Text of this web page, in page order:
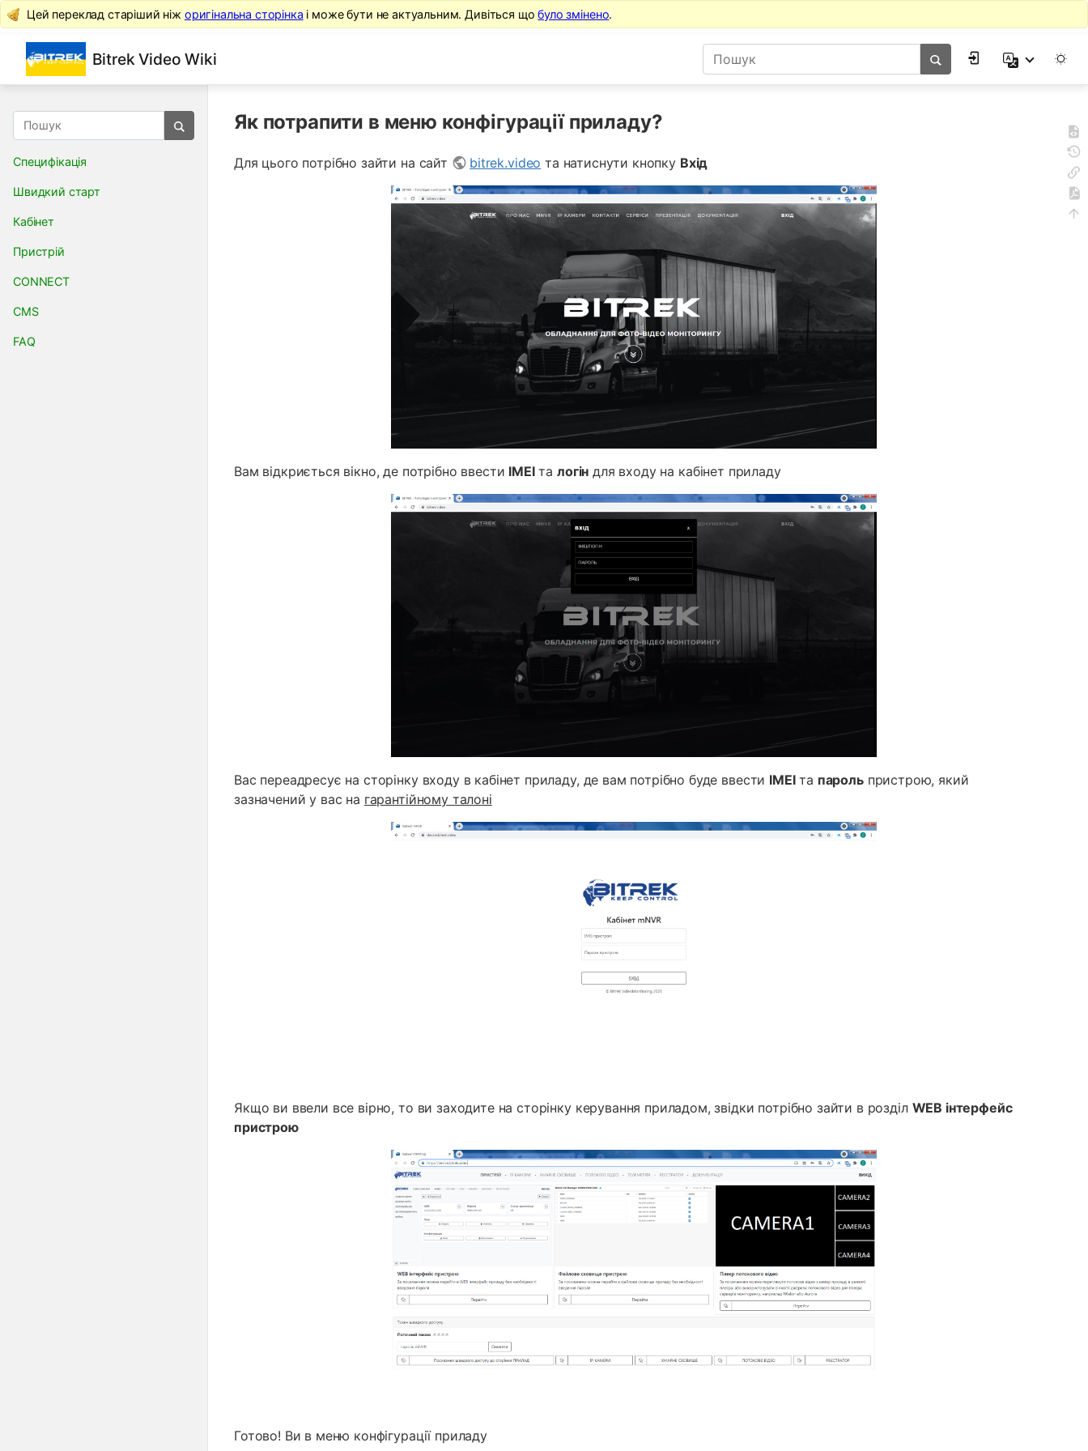
Цей переклад старіший ніж оригінальна сторінка і може бути не актуальним. Дивіться щобуло змінено.
Bitrek Video Wiki
Специфікація
Швидкий старт
Кабінет
Пристрій
CONNECT
CMS
FAQ
Як потрапити в меню конфігурації приладу?
Для цього потрібно зайти на сайт bitrek.video та натиснути кнопку Вхід
Вам відкриється вікно, де потрібно ввести IMEIталогін для входу на кабінет приладу
Вас переадресує на сторінку входу в кабінет приладу, де вам потрібно буде ввести IMEIта парольпристрою, який
зазначений у вас на гарантійному талоні
Якщо ви ввели все вірно, то ви заходите на сторінку керування приладом, звідки потрібно зайти в розділ WEB інтерфейс
пристрою
Готово! Ви в меню конфігурації приладу